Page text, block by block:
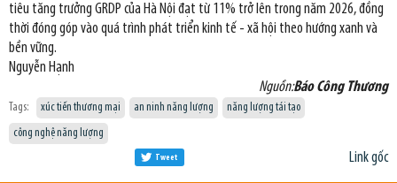
tiêu tăng trưởng GRDP của Hà Nội đạt từ 11% trở lên trong năm 2026, đồng
thời đóng góp vào quá trình phát triển kinh tế - xã hội theo hướng xanh và
bền vững.
Nguyễn Hạnh
Nguồn:Báo Công Thương
Tags: xúc tiến thương mại an ninh năng lượng
năng lượng tái tạo
công nghệ năng lượng
Link gốc
Tweet